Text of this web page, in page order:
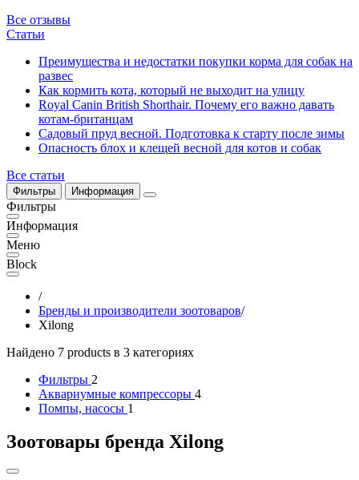
Все отзывы
Статьи
Преимущества и недостатки покупки корма для собак на
развес
Как кормить кота, который не выходит на улицу
Royal Canin British Shorthair. Почему его важно давать
котам-британцам
Садовый пруд весной. Подготовка к старту после зимы
Опасность блох и клещей весной для котов и собак
Все статьи
Фильтры Информация
Фильтры
Информация
Меню
Block
/
Бренды и производители зоотоваров/
Xilong
Найдено 7 products в 3 категориях
Фильтры 2
Аквариумные компрессоры 4
Помпы, насосы 1
Зоотовары бренда Xilong